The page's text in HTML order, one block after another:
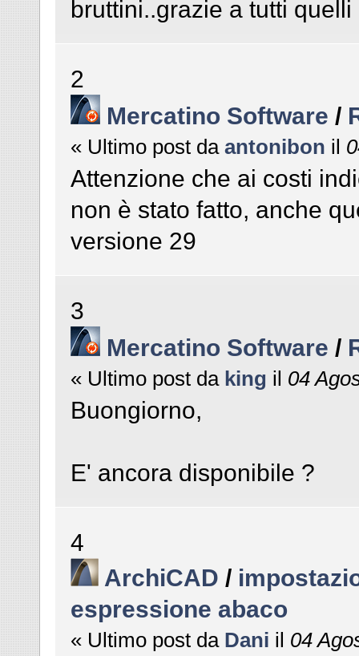
bruttini..grazie a tutti
2
Mercatino Software /
« Ultimo post da antonibon il
Attenzione che ai costi
non è stato fatto, anche
versione 29
3
Mercatino Software /
« Ultimo post da king il 04
Buongiorno,
E' ancora disponibile ?
4
ArchiCAD /
espressione abaco
« Ultimo post da Dani il 04